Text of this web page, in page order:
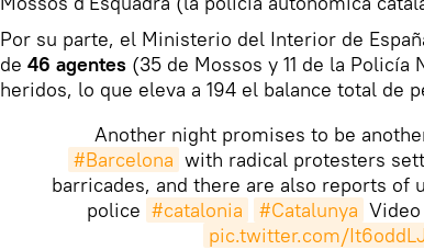
Por su parte, el Ministerio del Interior de
de 46 agentes (35 de Mossos y 11 de la Policía
heridos, lo que eleva a 194 el balance total de
Another night promises to be
#Barcelona with radical protesters
barricades, and there are also reports of
police #catalonia #Catalunya
pic.twitter.com/